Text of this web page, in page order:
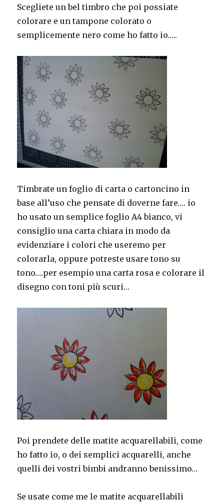
Scegliete un bel timbro che poi possiate
colorare e un tampone colorato o
semplicemente nero come ho fatto io…..
Timbrate un foglio di carta o cartoncino in
base all’uso che pensate di doverne fare…. io
ho usato un semplice foglio A4 bianco, vi
consiglio una carta chiara in modo da
evidenziare i colori che useremo per
colorarla, oppure potreste usare tono su
tono….per esempio una carta rosa e colorare il
disegno con toni più scuri…
Poi prendete delle matite acquarellabili, come
ho fatto io, o dei semplici acquarelli, anche
quelli dei vostri bimbi andranno benissimo…
Se usate come me le matite acquarellabili